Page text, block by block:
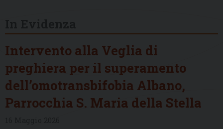
Intervento alla Veglia di
preghiera per il superamento
dell’omotransbifobia Albano,
Parrocchia S. Maria della Stella